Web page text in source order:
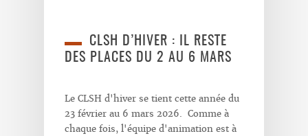
CLSH D’HIVER : IL RESTE
DES PLACES DU 2 AU 6 MARS
Le CLSH d'hiver se tient cette année du
23 février au 6 mars 2026. Comme à
chaque fois, l'équipe d'animation est à